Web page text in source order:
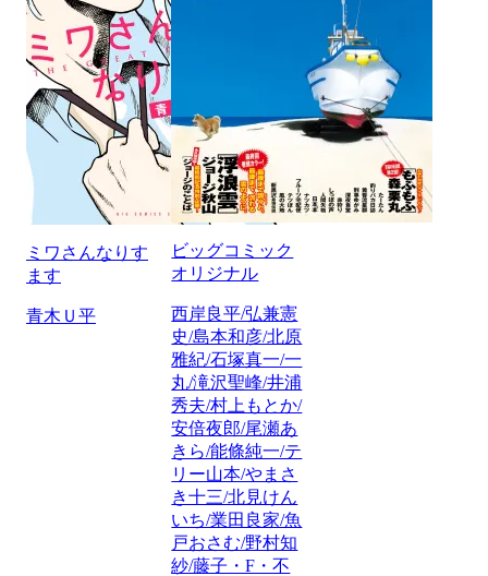
ミワさんなりす
ます
青木Ｕ平
ビッグコミック
オリジナル
西岸良平/弘兼憲
史/島本和彦/北原
雅紀/石塚真一/一
丸/滝沢聖峰/井浦
秀夫/村上もとか/
安倍夜郎/尾瀬あ
きら/能條純一/テ
リー山本/やまさ
き十三/北見けん
いち/業田良家/魚
戸おさむ/野村知
紗/藤子・F・不